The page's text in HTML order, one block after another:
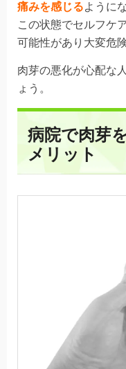
痛みを感じるように
この状態でセルフケ
可能性があり大変危
肉芽の悪化が心配な
ょう。
病院で肉芽
メリット